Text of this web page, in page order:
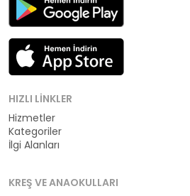
HIZLI LINKLER
Hizmetler
Kategoriler
İlgi Alanları
KREŞ VE ANAOKULLARI